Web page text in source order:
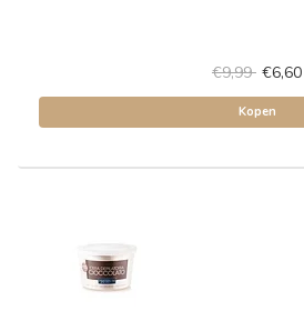
€9,99 €6,60
Kopen